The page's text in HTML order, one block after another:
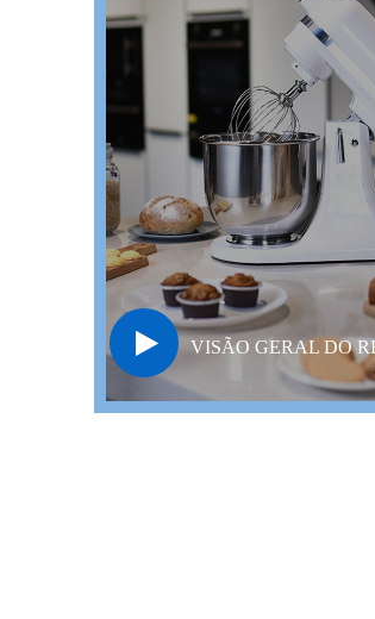
VISÃO GERAL DO